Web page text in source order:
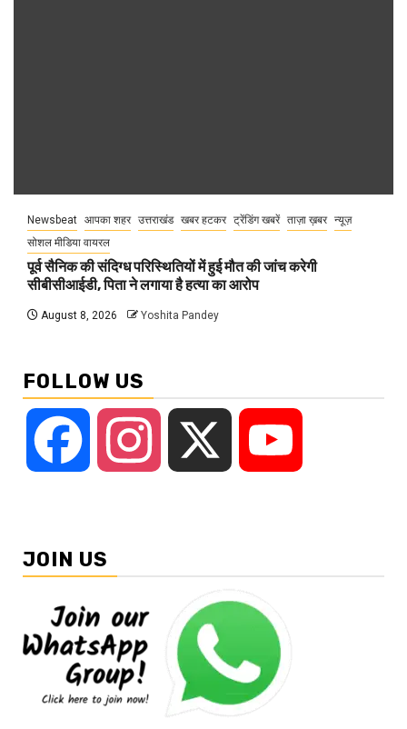
Newsbeat आपका शहर उत्तराखंड खबर हटकर ट्रेंडिंग खबरें ताज़ा ख़बर न्यूज़
सोशल मीडिया वायरल
पूर्व सैनिक की संदिग्ध परिस्थितियों में हुई मौत की जांच करेगी
सीबीसीआईडी, पिता ने लगाया है हत्या का आरोप
August 8, 2026 Yoshita Pandey
FOLLOW US
Facebook Instagram
JOIN US